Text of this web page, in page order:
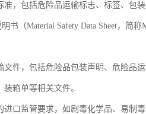
，包括危险品运输标志、标签、包装
书（Material Safety Data Sheet，简
件，包括危险品包装声明、危险品运
箱单等相关文件。
口监管要求，如剧毒化学品、易制